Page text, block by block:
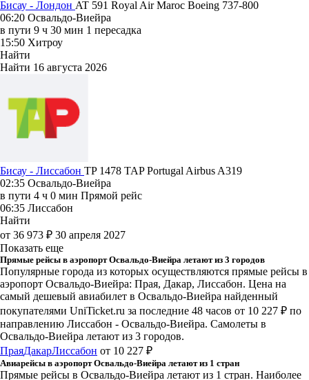
Бисау - Лондон AT 591 Royal Air Maroc Boeing 737-800
06:20 Освальдо-Виейра
в пути 9 ч 30 мин 1 пересадка
15:50 Хитроу
Найти
Найти 16 августа 2026
Бисау - Лиссабон TP 1478 TAP Portugal Airbus A319
02:35 Освальдо-Виейра
в пути 4 ч 0 мин Прямой рейс
06:35 Лиссабон
Найти
от 36 973 ₽ 30 апреля 2027
Показать еще
Прямые рейсы в аэропорт Освальдо-Виейра летают из 3 городов
Популярные города из которых осуществляются прямые рейсы в
аэропорт Освальдо-Виейра: Прая, Дакар, Лиссабон. Цена на
самый дешевый авиабилет в Освальдо-Виейра найденный
покупателями UniTicket.ru за последние 48 часов от 10 227 ₽ по
направлению Лиссабон - Освальдо-Виейра. Самолеты в
Освальдо-Виейра летают из 3 городов.
ПраяДакарЛиссабон от 10 227 ₽
Авиарейсы в аэропорт Освальдо-Виейра летают из 1 стран
Прямые рейсы в Освальдо-Виейра летают из 1 стран. Наиболее